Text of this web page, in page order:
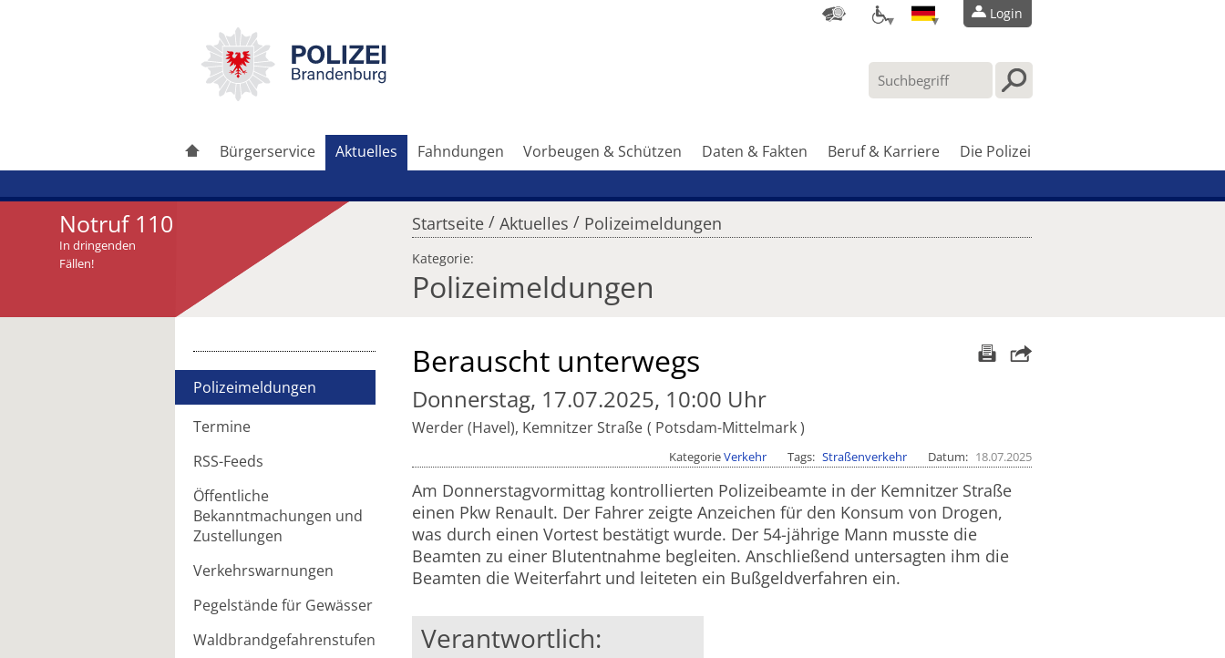
Login
Bürgerservice Aktuelles Fahndungen Vorbeugen & Schützen Daten & Fakten Beruf & Karriere Die Polizei
Notruf 110
In dringenden
Fällen!
Startseite / Aktuelles / Polizeimeldungen
Kategorie:
Polizeimeldungen
Polizeimeldungen
Termine
RSS-Feeds
Öffentliche
Bekanntmachungen und
Zustellungen
Verkehrswarnungen
Pegelstände für Gewässer
Waldbrandgefahrenstufen
Artikel weiterleiten Berauscht unterwegs
Donnerstag, 17.07.2025, 10:00 Uhr
Werder (Havel), Kemnitzer Straße Potsdam-Mittelmark
KategorieVerkehr Tags Straßenverkehr Datum 18.07.2025
Am Donnerstagvormittag kontrollierten Polizeibeamte in der Kemnitzer Straße
einen Pkw Renault. Der Fahrer zeigte Anzeichen für den Konsum von Drogen,
was durch einen Vortest bestätigt wurde. Der 54-jährige Mann musste die
Beamten zu einer Blutentnahme begleiten. Anschließend untersagten ihm die
Beamten die Weiterfahrt und leiteten ein Bußgeldverfahren ein.
Verantwortlich: